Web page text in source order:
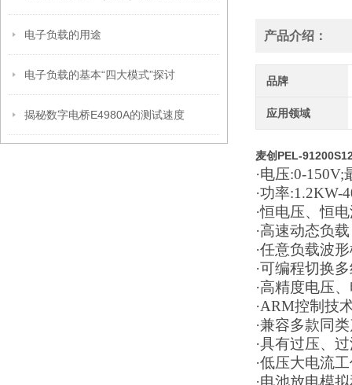
电子负载的用途
电子负载的基本“四大模式”探讨
揭秘数字电桥E4980A的测试速度
产品介绍：
品牌
应用领域
麦创PEL-
·电压:0-
·功率:1.2KW-
·恒电压、恒
·高速动态负
·任意负载波
·可编程切换
·高精度电压
·ARM控制技
·兼容多款同
·具有过压、
·低压大电流
·电池放电模